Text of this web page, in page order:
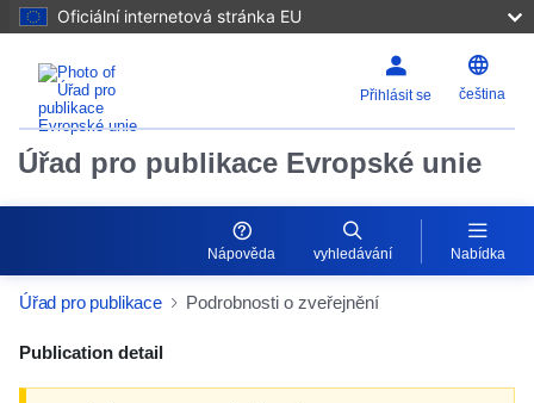
Oficiální internetová stránka EU
Přihlásit se čeština
Úřad pro publikace Evropské unie
Nápověda vyhledávání Nabídka
Úřad pro publikace Podrobnosti o zveřejnění
Publication detail